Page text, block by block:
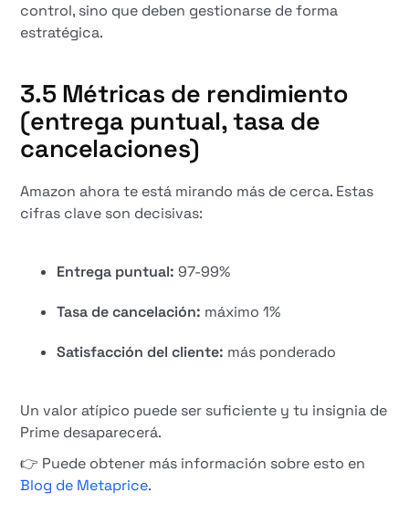
control, sino que deben gestionarse de forma
estratégica.
3.5 Métricas de rendimiento
(entrega puntual, tasa de
cancelaciones)
Amazon ahora te está mirando más de cerca. Estas
cifras clave son decisivas:
Entrega puntual: 97-99%
Tasa de cancelación: máximo 1%
Satisfacción del cliente: más ponderado
Un valor atípico puede ser suficiente y tu insignia de
Prime desaparecerá.
👉 Puede obtener más información sobre esto en
Blog de Metaprice.